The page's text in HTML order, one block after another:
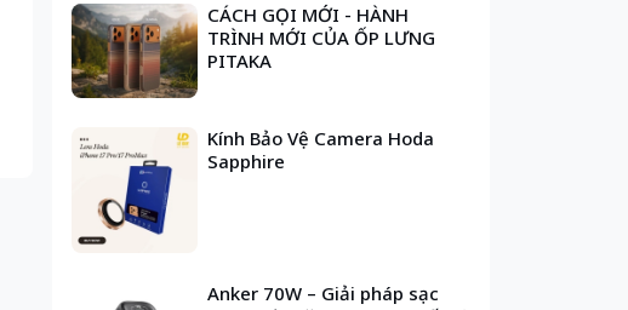
CÁCH GỌI MỚI - HÀNH
TRÌNH MỚI CỦA ỐP LƯNG
PITAKA
Kính Bảo Vệ Camera Hoda
Sapphire
Anker 70W – Giải pháp sạc